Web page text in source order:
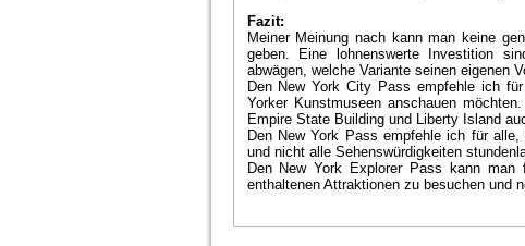
Fazit:
Meiner Meinung nach kann man keine
geben. Eine lohnenswerte Investition
abwägen, welche Variante seinen eigenen
Den New York City Pass empfehle ich
Yorker Kunstmuseen anschauen
Empire State Building und Liberty Island
Den New York Pass empfehle ich für
und nicht alle Sehenswürdigkeiten
Den New York Explorer Pass kann
enthaltenen Attraktionen zu besuchen und